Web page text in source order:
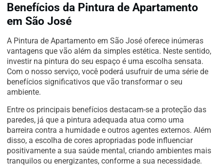
Benefícios da Pintura de Apartamento
em São José
A Pintura de Apartamento em São José oferece inúmeras
vantagens que vão além da simples estética. Neste sentido,
investir na pintura do seu espaço é uma escolha sensata.
Com o nosso serviço, você poderá usufruir de uma série de
benefícios significativos que vão transformar o seu
ambiente.
Entre os principais benefícios destacam-se a proteção das
paredes, já que a pintura adequada atua como uma
barreira contra a humidade e outros agentes externos. Além
disso, a escolha de cores apropriadas pode influenciar
positivamente a sua saúde mental, criando ambientes mais
tranquilos ou energizantes, conforme a sua necessidade.